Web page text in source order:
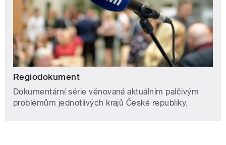
Regiodokument
Dokumentární série věnovaná aktuálním palčivým
problémům jednotlivých krajů České republiky.